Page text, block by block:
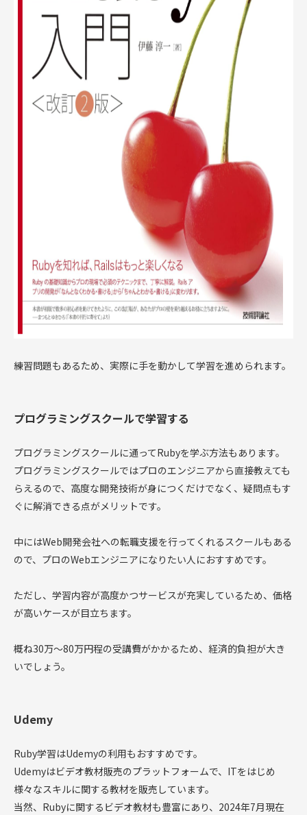
練習問題もあるため、実際に手を動かして学習を進められます。
プログラミングスクールで学習する
プログラミングスクールに通ってRubyを学ぶ方法もあります。
プログラミングスクールではプロのエンジニアから直接教えても
らえるので、高度な開発技術が身につくだけでなく、疑問点もす
ぐに解消できる点がメリットです。
中にはWeb開発会社への転職支援を行ってくれるスクールもある
ので、プロのWebエンジニアになりたい人におすすめです。
ただし、学習内容が高度かつサービスが充実しているため、価格
が高いケースが目立ちます。
概ね30万～80万円程の受講費がかかるため、経済的負担が大き
いでしょう。
Udemy
Ruby学習はUdemyの利用もおすすめです。
Udemyはビデオ教材販売のプラットフォームで、ITをはじめ
様々なスキルに関する教材を販売しています。
当然、Rubyに関するビデオ教材も豊富にあり、2024年7月現在